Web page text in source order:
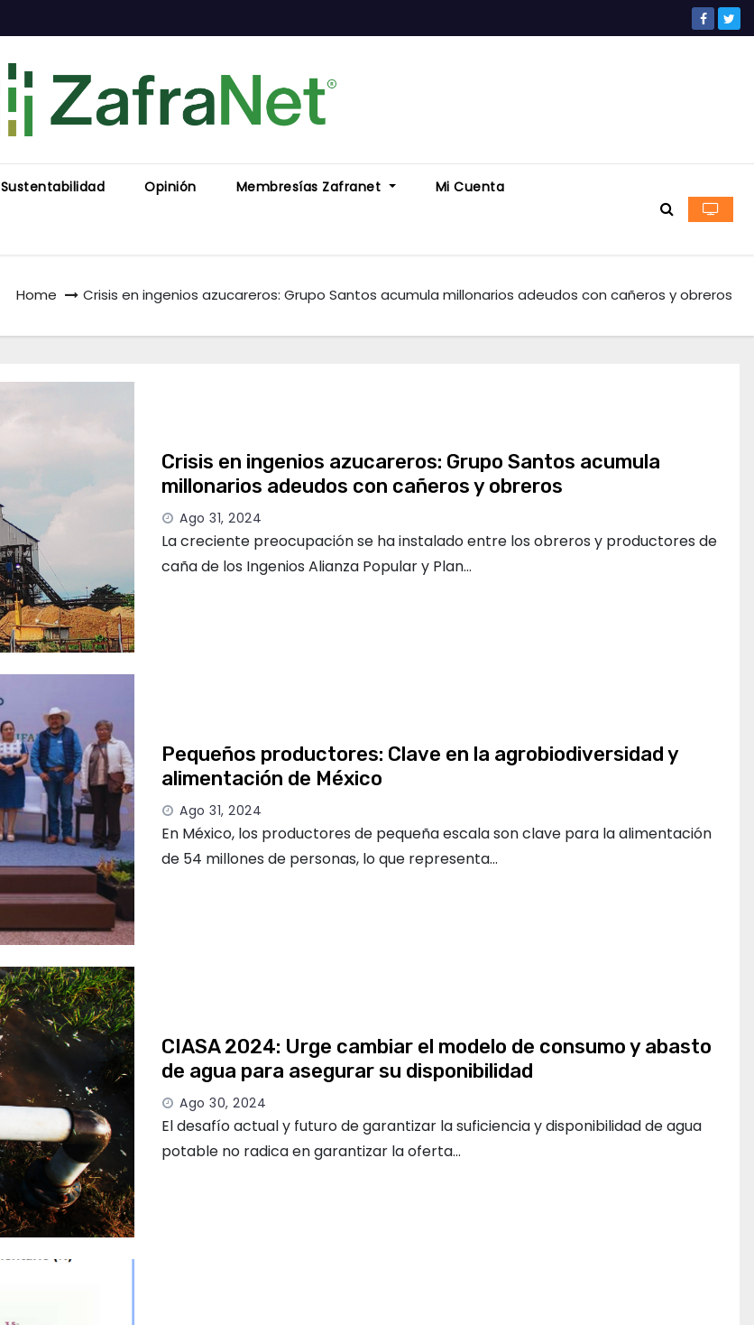
Sustentabilidad Opinión Membresías Zafranet Mi Cuenta
Home Crisis en ingenios azucareros: Grupo Santos acumula millonarios adeudos con cañeros y obreros
Crisis en ingenios azucareros: Grupo Santos acumula
millonarios adeudos con cañeros y obreros
Ago 31, 2024
La creciente preocupación se ha instalado entre los obreros y productores de
caña de los Ingenios Alianza Popular y Plan…
Pequeños productores: Clave en la agrobiodiversidad y
alimentación de México
Ago 31, 2024
En México, los productores de pequeña escala son clave para la alimentación
de 54 millones de personas, lo que representa…
CIASA 2024: Urge cambiar el modelo de consumo y abasto
de agua para asegurar su disponibilidad
Ago 30, 2024
El desafío actual y futuro de garantizar la suficiencia y disponibilidad de agua
potable no radica en garantizar la oferta…